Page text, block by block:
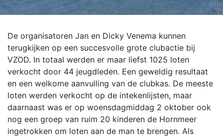
De organisatoren Jan en Dicky Venema kunnen
terugkijken op een succesvolle grote clubactie bij
VZOD. In totaal werden er maar liefst 1025 loten
verkocht door 44 jeugdleden. Een geweldig resultaat
en een welkome aanvulling van de clubkas. De meeste
loten werden verkocht op de intekenlijsten, maar
daarnaast was er op woensdagmiddag 2 oktober ook
nog een groep van ruim 20 kinderen de Hornmeer
ingetrokken om loten aan de man te brengen. Als